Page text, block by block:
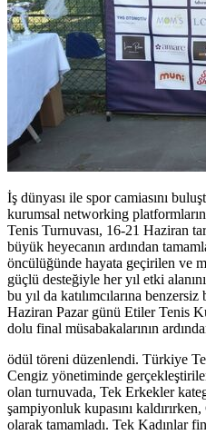
İş dünyası ile spor camiasını
kurumsal networking
Tenis Turnuvası, 16-21 Haziran
büyük heyecanın ardından
öncülüğünde hayata geçirilen ve
güçlü desteğiyle her yıl etki
bu yıl da katılımcılarına
Haziran Pazar günü Etiler Tenis
dolu final müsabakalarının
ödül töreni düzenlendi. Türkiye
Cengiz yönetiminde
olan turnuvada, Tek Erkekler
şampiyonluk kupasını
olarak tamamladı. Tek Kadınlar